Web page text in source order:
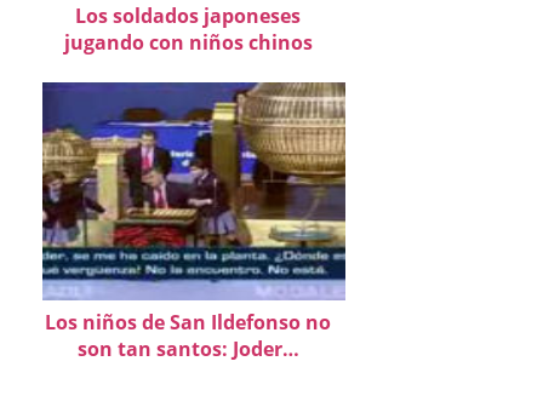
Los soldados japoneses
jugando con niños chinos
Los niños de San Ildefonso no
son tan santos: Joder…